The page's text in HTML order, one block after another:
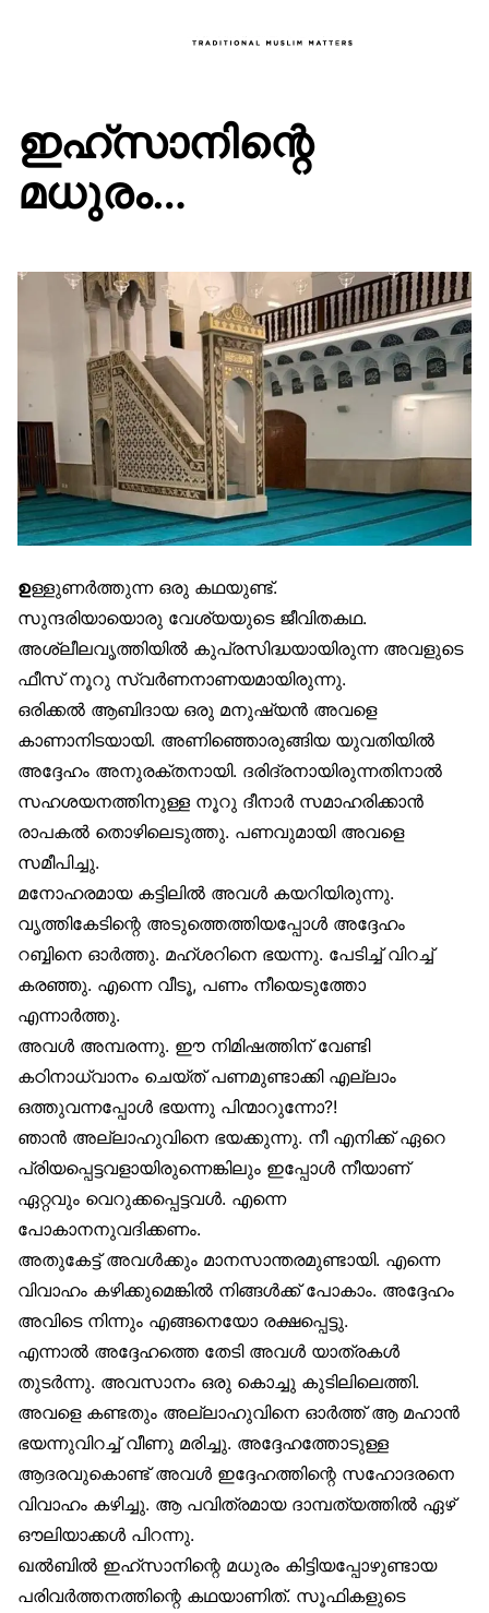
ഇഹ്‌സാനിന്റെ
മധുരം…
ഉള്ളുണർത്തുന്ന ഒരു കഥയുണ്ട്.
സുന്ദരിയായൊരു വേശ്യയുടെ ജീവിതകഥ.
അശ്ലീലവൃത്തിയിൽ കുപ്രസിദ്ധയായിരുന്ന അവളുടെ
ഫീസ് നൂറു സ്വർണനാണയമായിരുന്നു.
ഒരിക്കൽ ആബിദായ ഒരു മനുഷ്യൻ അവളെ
കാണാനിടയായി. അണിഞ്ഞൊരുങ്ങിയ യുവതിയിൽ
അദ്ദേഹം അനുരക്തനായി. ദരിദ്രനായിരുന്നതിനാൽ
സഹശയനത്തിനുള്ള നൂറു ദീനാർ സമാഹരിക്കാൻ
രാപകൽ തൊഴിലെടുത്തു. പണവുമായി അവളെ
സമീപിച്ചു.
മനോഹരമായ കട്ടിലിൽ അവൾ കയറിയിരുന്നു.
വൃത്തികേടിന്റെ അടുത്തെത്തിയപ്പോൾ അദ്ദേഹം
റബ്ബിനെ ഓർത്തു. മഹ്ശറിനെ ഭയന്നു. പേടിച്ച് വിറച്ച്
കരഞ്ഞു. എന്നെ വീടൂ, പണം നീയെടുത്തോ
എന്നാർത്തു.
അവൾ അമ്പരന്നു. ഈ നിമിഷത്തിന് വേണ്ടി
കഠിനാധ്വാനം ചെയ്ത് പണമുണ്ടാക്കി എല്ലാം
ഒത്തുവന്നപ്പോൾ ഭയന്നു പിന്മാറുന്നോ?!
ഞാൻ അല്ലാഹുവിനെ ഭയക്കുന്നു. നീ എനിക്ക് ഏറെ
പ്രിയപ്പെട്ടവളായിരുന്നെങ്കിലും ഇപ്പോൾ നീയാണ്
ഏറ്റവും വെറുക്കപ്പെട്ടവൾ. എന്നെ
പോകാനനുവദിക്കണം.
അതുകേട്ട് അവൾക്കും മാനസാന്തരമുണ്ടായി. എന്നെ
വിവാഹം കഴിക്കുമെങ്കിൽ നിങ്ങൾക്ക് പോകാം. അദ്ദേഹം
അവിടെ നിന്നും എങ്ങനെയോ രക്ഷപ്പെട്ടു.
എന്നാൽ അദ്ദേഹത്തെ തേടി അവൾ യാത്രകൾ
തുടർന്നു. അവസാനം ഒരു കൊച്ചു കുടിലിലെത്തി.
അവളെ കണ്ടതും അല്ലാഹുവിനെ ഓർത്ത് ആ മഹാൻ
ഭയന്നുവിറച്ച് വീണു മരിച്ചു. അദ്ദേഹത്തോടുള്ള
ആദരവുകൊണ്ട് അവൾ ഇദ്ദേഹത്തിന്റെ സഹോദരനെ
വിവാഹം കഴിച്ചു. ആ പവിത്രമായ ദാമ്പത്യത്തിൽ ഏഴ്
ഔലിയാക്കൾ പിറന്നു.
ഖൽബിൽ ഇഹ്‌സാനിന്റെ മധുരം കിട്ടിയപ്പോഴുണ്ടായ
പരിവർത്തനത്തിന്റെ കഥയാണിത്. സൂഫികളുടെ